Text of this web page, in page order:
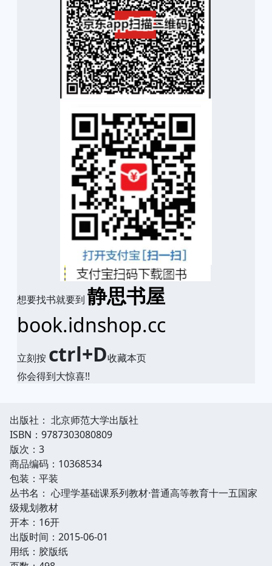
想要找书就要到 静思书屋
book.idnshop.cc
立刻按 ctrl+D收藏本页
你会得到大惊喜!!
出版社： 北京师范大学出版社
ISBN：9787303080809
版次：3
商品编码：10368534
包装：平装
丛书名： 心理学基础课系列教材·普通高等教育十一五国家
级规划教材
开本：16开
出版时间：2015-06-01
用纸：胶版纸